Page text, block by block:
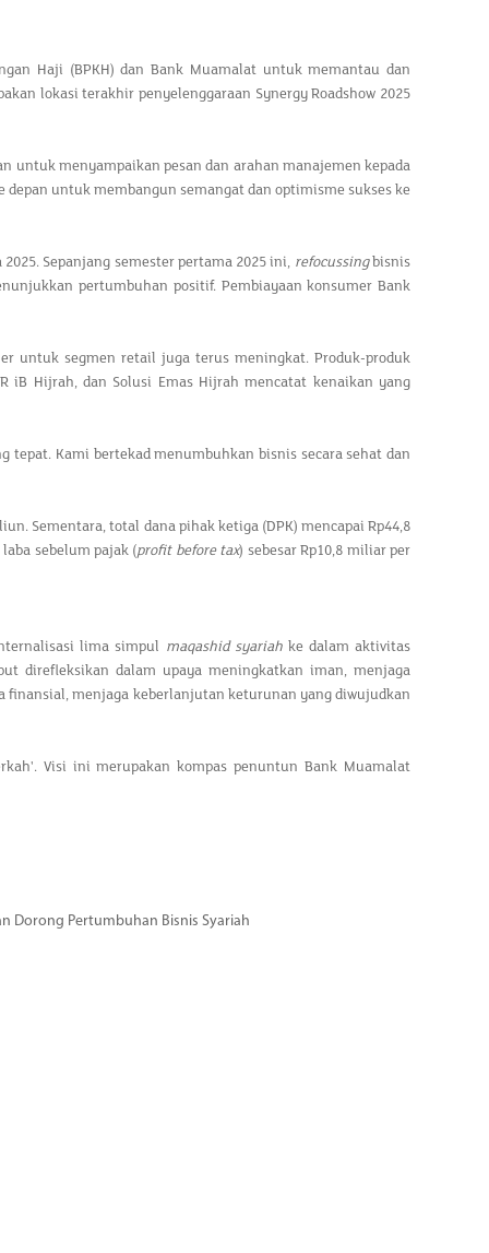
Haji (BPKH) dan Bank Muamalat untuk memantau dan
lokasi terakhir penyelenggaraan Synergy Roadshow 2025
untuk menyampaikan pesan dan arahan manajemen kepada
untuk membangun semangat dan optimisme sukses ke
Sepanjang semester pertama 2025 ini, refocussingbisnis
pertumbuhan positif. Pembiayaan konsumer Bank
untuk segmen retail juga terus meningkat. Produk-produk
iB Hijrah, dan Solusi Emas Hijrah mencatat kenaikan yang
tepat. Kami bertekad menumbuhkan bisnis secara sehat dan
Sementara, total dana pihak ketiga (DPK) mencapai Rp44,8
sebelum pajak (profit before tax) sebesar Rp10,8 miliar per
lima simpul maqashid syariahke dalam aktivitas
direfleksikan dalam upaya meningkatkan iman, menjaga
finansial, menjaga keberlanjutan keturunan yang diwujudkan
Visi ini merupakan kompas penuntun Bank Muamalat
Dorong Pertumbuhan Bisnis Syariah